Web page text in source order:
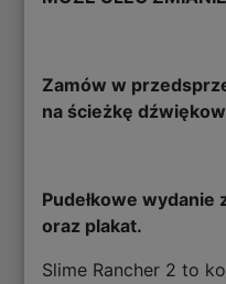
Zamów w
na ścieżkę
Pudełkowe wydanie
oraz plakat.
Slime Rancher 2 to